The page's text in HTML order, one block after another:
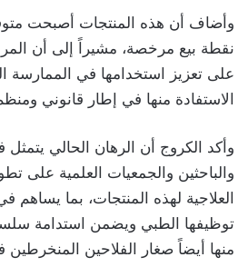
نقطة بيع مرخصة، مشيراً إلى أن
على تعزيز استخدامها في الممارسة
الاستفادة منها في إطار قانوني
وأكد الكروج أن الرهان الحالي يتمثل
والباحثين والجمعيات العلمية على
العلاجية لهذه المنتجات، بما يساهم
توظيفها الطبي ويضمن استدامة
منها أيضاً صغار الفلاحين